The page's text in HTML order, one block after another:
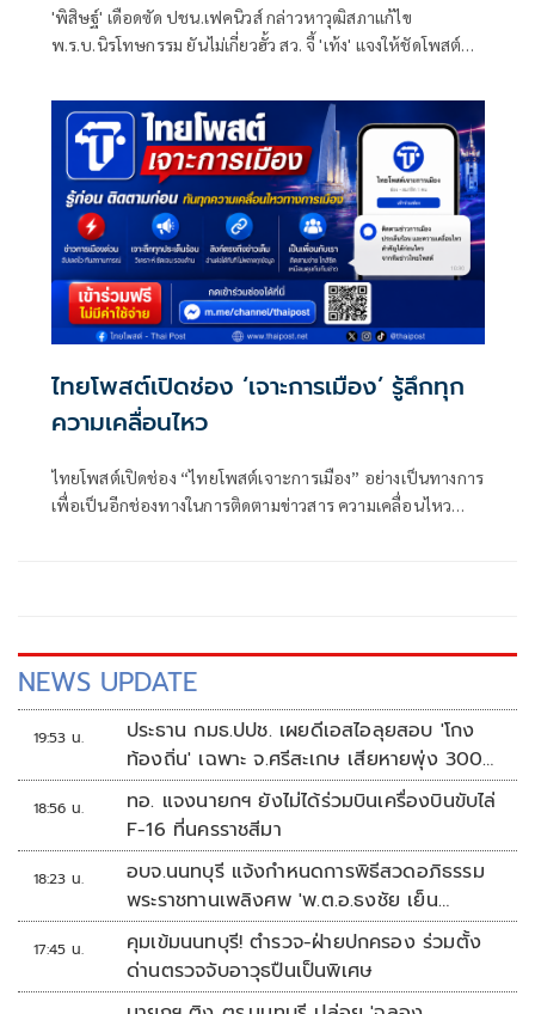
'พิสิษฐ์' เดือดซัด ปชน.เฟคนิวส์ กล่าวหาวุฒิสภาแก้ไข
พ.ร.บ.นิรโทษกรรม ยันไม่เกี่ยวฮั้ว สว. จี้ 'เท้ง' แจงให้ชัดโพสต์
ไทยโพสต์เปิดช่อง ‘เจาะการเมือง’ รู้ลึกทุก
ความเคลื่อนไหว
ไทยโพสต์เปิดช่อง “ไทยโพสต์เจาะการเมือง” อย่างเป็นทางการ
เพื่อเป็นอีกช่องทางในการติดตามข่าวสาร ความเคลื่อนไหว
NEWS UPDATE
19:53 น.
ประธาน กมธ.ปปช. เผยดีเอสไอลุยสอบ 'โกง
ท้องถิ่น' เฉพาะ จ.ศรีสะเกษ เสียหายพุ่ง 300
ล้านบาท
18:56 น.
ทอ. แจงนายกฯ ยังไม่ได้ร่วมบินเครื่องบินขับไล่
F-16 ที่นครราชสีมา
18:23 น.
อบจ.นนทบุรี แจ้งกำหนดการพิธีสวดอภิธรรม
พระราชทานเพลิงศพ 'พ.ต.อ.ธงชัย เย็น
ประเสริฐ'
17:45 น.
คุมเข้มนนทบุรี! ตำรวจ-ฝ่ายปกครอง ร่วมตั้ง
ด่านตรวจจับอาวุธปืนเป็นพิเศษ